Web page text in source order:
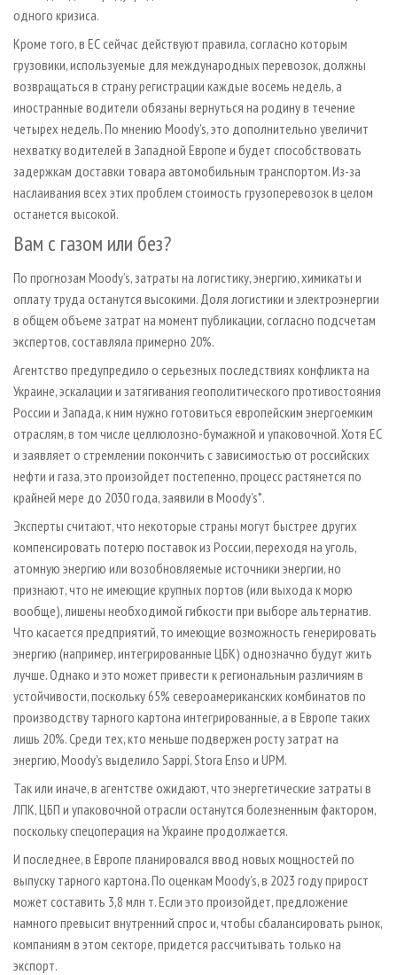
одного кризиса.
Кроме того, в ЕС сейчас действуют правила, согласно которым
грузовики, используемые для международных перевозок, должны
возвращаться в страну регистрации каждые восемь недель, а
иностранные водители обязаны вернуться на родину в течение
четырех недель. По мнению Moody’s, это дополнительно увеличит
нехватку водителей в Западной Европе и будет способствовать
задержкам доставки товара автомобильным транспортом. Из-за
наслаивания всех этих проблем стоимость грузоперевозок в целом
останется высокой.
Вам с газом или без?
По прогнозам Moody’s, затраты на логистику, энергию, химикаты и
оплату труда останутся высокими. Доля логистики и электроэнергии
в общем объеме затрат на момент публикации, согласно подсчетам
экспертов, составляла примерно 20%.
Агентство предупредило о серьезных последствиях конфликта на
Украине, эскалации и затягивания геополитического противостояния
России и Запада, к ним нужно готовиться европейским энергоемким
отраслям, в том числе целлюлозно-бумажной и упаковочной. Хотя ЕС
и заявляет о стремлении покончить с зависимостью от российских
нефти и газа, это произойдет постепенно, процесс растянется по
крайней мере до 2030 года, заявили в Moody’s*.
Эксперты считают, что некоторые страны могут быстрее других
компенсировать потерю поставок из России, переходя на уголь,
атомную энергию или возобновляемые источники энергии, но
признают, что не имеющие крупных портов (или выхода к морю
вообще), лишены необходимой гибкости при выборе альтернатив.
Что касается предприятий, то имеющие возможность генерировать
энергию (например, интегрированные ЦБК) однозначно будут жить
лучше. Однако и это может привести к региональным различиям в
устойчивости, поскольку 65% североамериканских комбинатов по
производству тарного картона интегрированные, а в Европе таких
лишь 20%. Среди тех, кто меньше подвержен росту затрат на
энергию, Moody's выделило Sappi, Stora Enso и UPM.
Так или иначе, в агентстве ожидают, что энергетические затраты в
ЛПК, ЦБП и упаковочной отрасли останутся болезненным фактором,
поскольку спецоперация на Украине продолжается.
И последнее, в Европе планировался ввод новых мощностей по
выпуску тарного картона. По оценкам Moody’s, в 2023 году прирост
может составить 3,8 млн т. Если это произойдет, предложение
намного превысит внутренний спрос и, чтобы сбалансировать рынок,
компаниям в этом секторе, придется рассчитывать только на
экспорт.